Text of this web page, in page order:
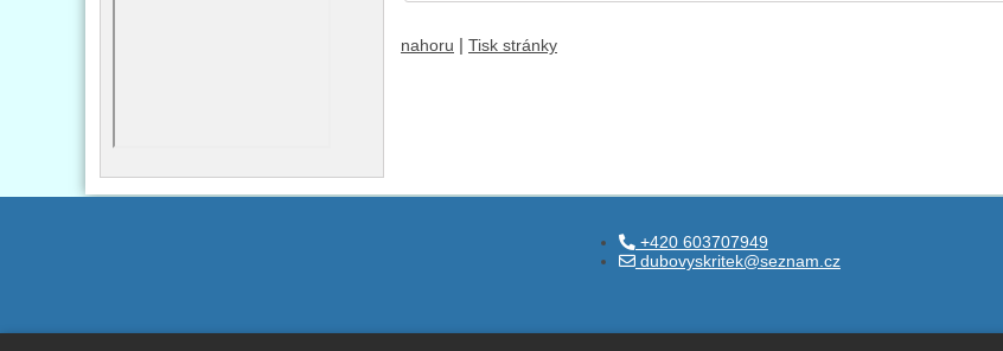
nahoru Tisk stránky
+420 603707949
dubovyskritek@seznam.cz